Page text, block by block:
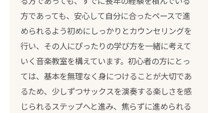
方であっても、安心して自分に合ったペースで進
められるよう初めにしっかりとカウンセリングを
行い、その人にぴったりの学び方を一緒に考えて
いく音楽教室を構えています。初心者の方にとっ
ては、基本を無理なく身につけることが大切であ
るため、少しずつサックスを演奏する楽しさを感
じられるステップへと進み、焦らずに進められる